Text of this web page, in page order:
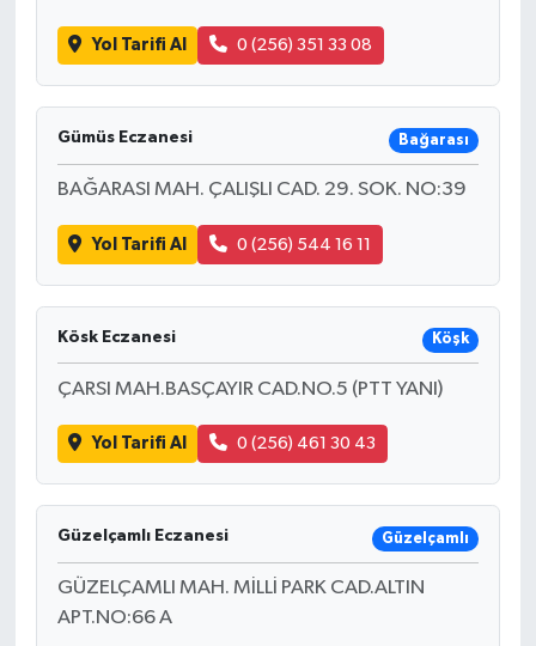
Yol Tarifi Al 0 (256) 351 33 08
Gümüs Eczanesi Bağarası
BAĞARASI MAH. ÇALIŞLI CAD. 29. SOK. NO:39
Yol Tarifi Al 0 (256) 544 16 11
Kösk Eczanesi Köşk
ÇARSI MAH.BASÇAYIR CAD.NO.5 (PTT YANI)
Yol Tarifi Al 0 (256) 461 30 43
Güzelçamlı Eczanesi Güzelçamlı
GÜZELÇAMLI MAH. MİLLİ PARK CAD.ALTIN
APT.NO:66 A